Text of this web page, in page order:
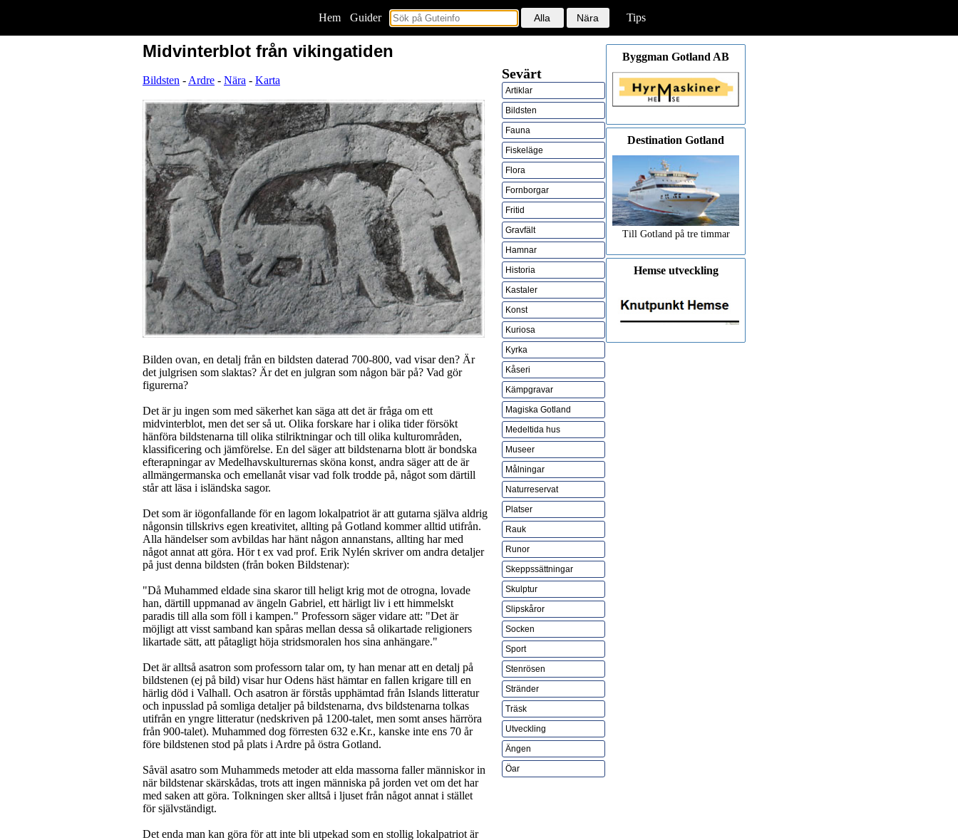
Hem< Guider Tips
Midvinterblot från vikingatiden
Bildsten - Ardre - Nära - Karta
Bilden ovan, en detalj från en bildsten daterad 700-800, vad visar den? Är
det julgrisen som slaktas? Är det en julgran som någon bär på? Vad gör
figurerna?
Det är ju ingen som med säkerhet kan säga att det är fråga om ett
midvinterblot, men det ser så ut. Olika forskare har i olika tider försökt
hänföra bildstenarna till olika stilriktningar och till olika kulturområden,
klassificering och jämförelse. En del säger att bildstenarna blott är bondska
efterapningar av Medelhavskulturernas sköna konst, andra säger att de är
allmängermanska och emellanåt visar vad folk trodde på, något som därtill
står att läsa i isländska sagor.
Det som är iögonfallande för en lagom lokalpatriot är att gutarna själva aldrig
någonsin tillskrivs egen kreativitet, allting på Gotland kommer alltid utifrån.
Alla händelser som avbildas har hänt någon annanstans, allting har med
något annat att göra. Hör t ex vad prof. Erik Nylén skriver om andra detaljer
på just denna bildsten (från boken Bildstenar):
"Då Muhammed eldade sina skaror till heligt krig mot de otrogna, lovade
han, därtill uppmanad av ängeln Gabriel, ett härligt liv i ett himmelskt
paradis till alla som föll i kampen." Professorn säger vidare att: "Det är
möjligt att visst samband kan spåras mellan dessa så olikartade religioners
likartade sätt, att påtagligt höja stridsmoralen hos sina anhängare."
Det är alltså asatron som professorn talar om, ty han menar att en detalj på
bildstenen (ej på bild) visar hur Odens häst hämtar en fallen krigare till en
härlig död i Valhall. Och asatron är förstås upphämtad från Islands litteratur
och inpusslad på somliga detaljer på bildstenarna, dvs bildstenarna tolkas
utifrån en yngre litteratur (nedskriven på 1200-talet, men somt anses härröra
från 900-talet). Muhammed dog förresten 632 e.Kr., kanske inte ens 70 år
före bildstenen stod på plats i Ardre på östra Gotland.
Såväl asatro som Muhammeds metoder att elda massorna faller människor in
när bildstenar skärskådas, trots att ingen människa på jorden vet om det har
med saken att göra. Tolkningen sker alltså i ljuset från något annat i stället
för självständigt.
Det enda man kan göra för att inte bli utpekad som en stollig lokalpatriot är
Sevärt
Artiklar
Bildsten
Fauna
Fiskeläge
Flora
Fornborgar
Fritid
Gravfält
Hamnar
Historia
Kastaler
Konst
Kuriosa
Kyrka
Kåseri
Kämpgravar
Magiska Gotland
Medeltida hus
Museer
Målningar
Naturreservat
Platser
Rauk
Runor
Skeppssättningar
Skulptur
Slipskåror
Socken
Sport
Stenrösen
Stränder
Träsk
Utveckling
Ängen
Öar
Byggman Gotland AB
Destination Gotland
Till Gotland på tre timmar
Hemse utveckling